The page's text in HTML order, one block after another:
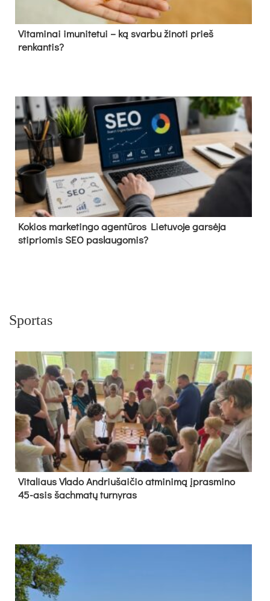
Vitaminai imunitetui – ką svarbu žinoti prieš
renkantis?
Kokios marketingo agentūros Lietuvoje garsėja
stipriomis SEO paslaugomis?
Sportas
Vi­ta­liaus Vla­do And­riu­šai­čio at­mi­ni­mą įpras­mi­no
45-asis šach­ma­tų tur­ny­ras